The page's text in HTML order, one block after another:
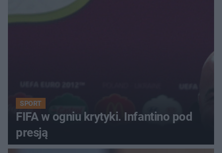
SPORT
FIFA w ogniu krytyki. Infantino pod
presją